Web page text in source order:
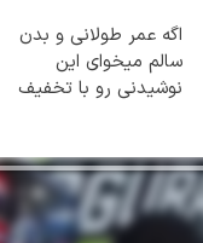
اگه عمر طولانی و بدن
سالم میخوای این
نوشیدنی رو با تخفیف